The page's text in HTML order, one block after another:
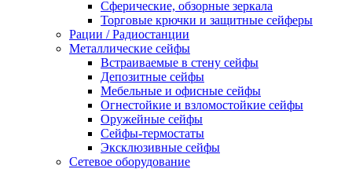
Сферические, обзорные зеркала
Торговые крючки и защитные сейферы
Рации / Радиостанции
Металлические сейфы
Встраиваемые в стену сейфы
Депозитные сейфы
Мебельные и офисные сейфы
Огнестойкие и взломостойкие сейфы
Оружейные сейфы
Сейфы-термостаты
Эксклюзивные сейфы
Сетевое оборудование